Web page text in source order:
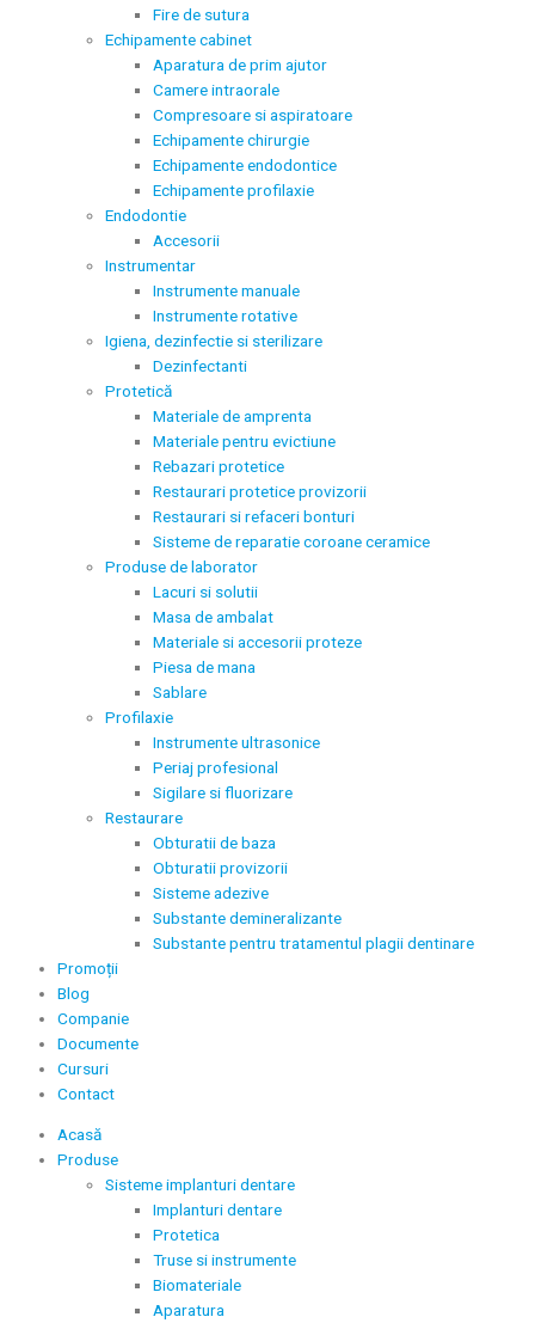
Fire de sutura
Echipamente cabinet
Aparatura de prim ajutor
Camere intraorale
Compresoare si aspiratoare
Echipamente chirurgie
Echipamente endodontice
Echipamente profilaxie
Endodontie
Accesorii
Instrumentar
Instrumente manuale
Instrumente rotative
Igiena, dezinfectie si sterilizare
Dezinfectanti
Protetică
Materiale de amprenta
Materiale pentru evictiune
Rebazari protetice
Restaurari protetice provizorii
Restaurari si refaceri bonturi
Sisteme de reparatie coroane ceramice
Produse de laborator
Lacuri si solutii
Masa de ambalat
Materiale si accesorii proteze
Piesa de mana
Sablare
Profilaxie
Instrumente ultrasonice
Periaj profesional
Sigilare si fluorizare
Restaurare
Obturatii de baza
Obturatii provizorii
Sisteme adezive
Substante demineralizante
Substante pentru tratamentul plagii dentinare
Promoții
Blog
Companie
Documente
Cursuri
Contact
Acasă
Produse
Sisteme implanturi dentare
Implanturi dentare
Protetica
Truse si instrumente
Biomateriale
Aparatura